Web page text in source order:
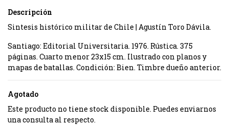
Descripción
Sintesis histórico militar de Chile | Agustín Toro Dávila.
Santiago: Editorial Universitaria. 1976. Rústica. 375
páginas. Cuarto menor 23x15 cm. Ilustrado con planos y
mapas de batallas. Condición: Bien. Timbre dueño anterior.
Agotado
Este producto no tiene stock disponible. Puedes enviarnos
una consulta al respecto.